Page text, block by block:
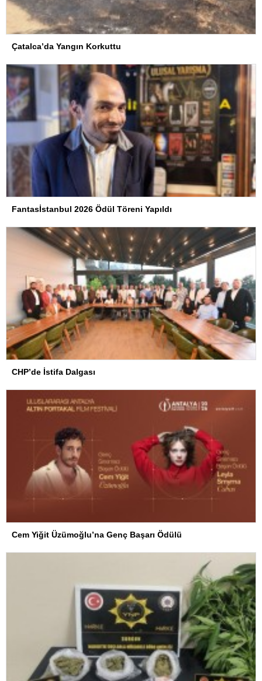
Çatalca’da Yangın Korkuttu
Fantasİstanbul 2026 Ödül Töreni Yapıldı
CHP’de İstifa Dalgası
Cem Yiğit Üzümoğlu’na Genç Başarı Ödülü